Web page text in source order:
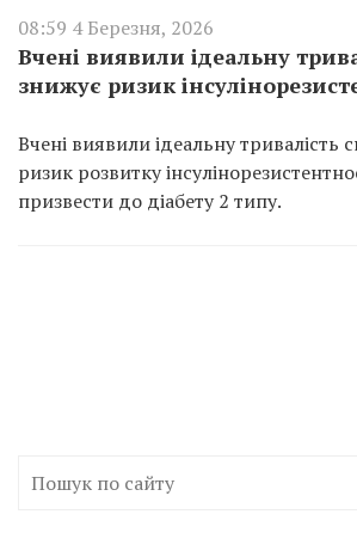
08:59 4 Березня, 2026
Вчені виявили ідеальну
знижує ризик
Вчені виявили ідеальну тривалість
ризик розвитку
призвести до діабету 2 типу.